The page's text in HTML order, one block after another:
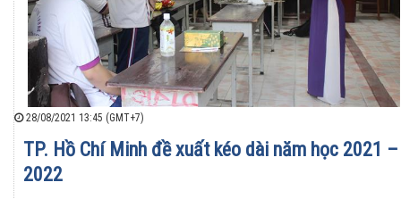
28/08/2021 13:45 (GMT+7)
TP. Hồ Chí Minh đề xuất kéo dài năm học 2021 –
2022